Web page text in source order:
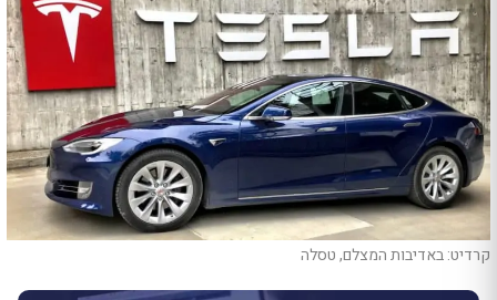
קרדיט: באדיבות המצלם, טסלה